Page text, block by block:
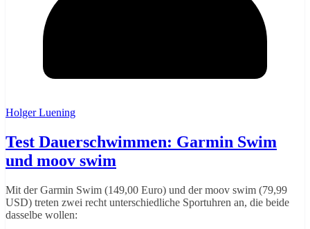
Holger Luening
Test Dauerschwimmen: Garmin Swim
und moov swim
Mit der Garmin Swim (149,00 Euro) und der moov swim (79,99
USD) treten zwei recht unterschiedliche Sportuhren an, die beide
dasselbe wollen: